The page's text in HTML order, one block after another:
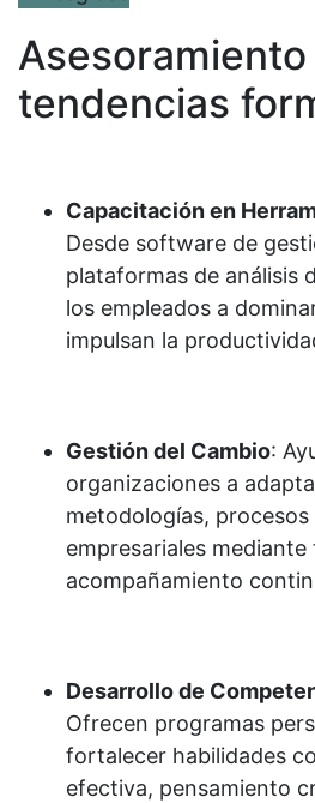
Asesoramiento
tendencias
Capacitación en
Desde software de
plataformas de análisis
los empleados a
impulsan la
Gestión del Cambio:
organizaciones a
metodologías,
empresariales
acompañamiento
Desarrollo de
Ofrecen programas
fortalecer habilidades
efectiva, pensamiento